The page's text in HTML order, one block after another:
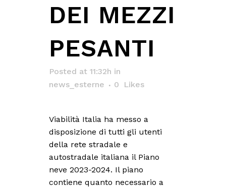
DEI MEZZI
PESANTI
Posted at 11:32h in
news_esterne
0 Likes
Viabilità Italia ha messo a
disposizione di tutti gli utenti
della rete stradale e
autostradale italiana il Piano
neve 2023-2024. Il piano
contiene quanto necessario a